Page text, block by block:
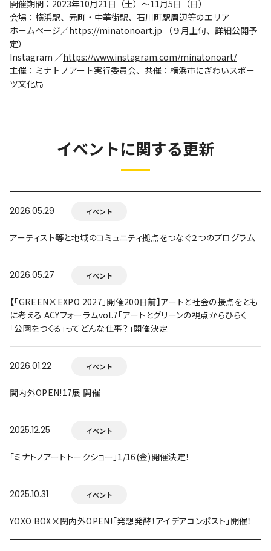
開催期間：2023年10⽉21⽇（⼟）〜11⽉5⽇（⽇）
会場：横浜駅、元町・中華街駅、⽯川町駅周辺等のエリア
ホームページ／https://minatonoart.jp （９⽉上旬、詳細公開予
定）
Instagram ／https://www.instagram.com/minatonoart/
主催：ミナトノアート実⾏委員会、共催：横浜市にぎわいスポー
ツ⽂化局
イベントに関する更新
2026.05.29 イベント
アーティスト等と地域のコミュニティ拠点をつなぐ２つのプログラム
2026.05.27 イベント
【「GREEN×EXPO 2027」開催200日前】アートと社会の接点をとも
に考える ACYフォーラムvol.7「アートとグリーンの視点からひらく
「公園をつくる」ってどんな仕事？」開催決定
2026.01.22 イベント
関内外OPEN!17展 開催
2025.12.25 イベント
「ミナトノアートトークショー」1/16(金)開催決定！
2025.10.31 イベント
YOXO BOX×関内外OPEN!「発想発酵！アイデアコンポスト」開催！